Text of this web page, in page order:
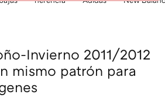
Invierno 2011/2012
mismo patrón para